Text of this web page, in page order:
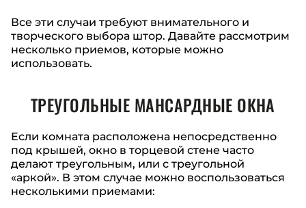
Все эти случаи требуют внимательного и
творческого выбора штор. Давайте рассмотрим
несколько приемов, которые можно
использовать.
ТРЕУГОЛЬНЫЕ МАНСАРДНЫЕ ОКНА
Если комната расположена непосредственно
под крышей, окно в торцевой стене часто
делают треугольным, или с треугольной
«аркой». В этом случае можно воспользоваться
несколькими приемами: